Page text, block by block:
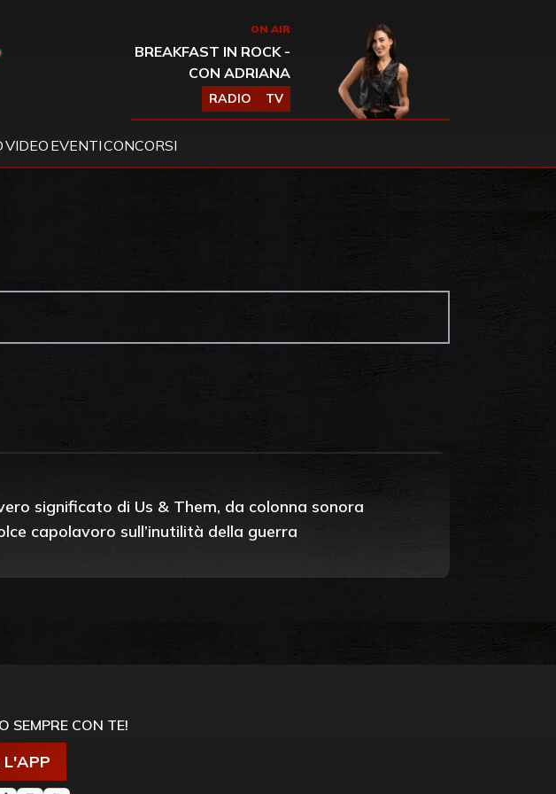
ON AIR
BREAKFAST IN ROCK -
CON ADRIANA
RADIO TV
VIDEO EVENTICONCORSI
significato di Us & Them, da colonna sonora
capolavoro sull’inutilità della guerra
SEMPRE CON TE!
L'APP